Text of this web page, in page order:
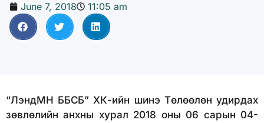
June 7, 2018 11:05 am
“ЛэндМН ББСБ” ХК-ийн шинэ Төлөөлөн удирдах
зөвлөлийн анхны хурал 2018 оны 06 сарын 04-